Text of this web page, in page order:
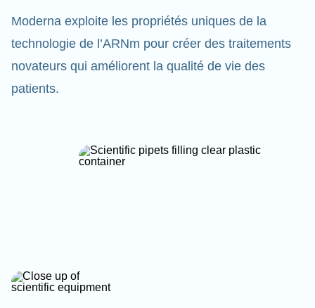
Moderna exploite les propriétés uniques de la
technologie de l’ARNm pour créer des traitements
novateurs qui améliorent la qualité de vie des
patients.